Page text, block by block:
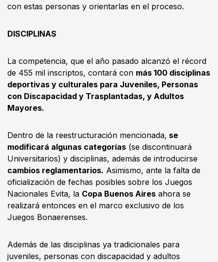
con estas personas y orientarlas en el proceso.
DISCIPLINAS
La competencia, que el año pasado alcanzó el récord
de 455 mil inscriptos, contará con más 100 disciplinas
deportivas y culturales para Juveniles, Personas
con Discapacidad y Trasplantadas, y Adultos
Mayores.
Dentro de la reestructuración mencionada, se
modificará algunas categorías (se discontinuará
Universitarios) y disciplinas, además de introducirse
cambios reglamentarios. Asimismo, ante la falta de
oficialización de fechas posibles sobre los Juegos
Nacionales Evita, la Copa Buenos Aires ahora se
realizará entonces en el marco exclusivo de los
Juegos Bonaerenses.
Además de las disciplinas ya tradicionales para
juveniles, personas con discapacidad y adultos